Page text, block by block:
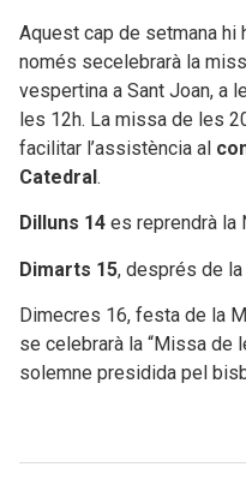
Aquest cap de setmana hi
només secelebrarà la
vespertina a Sant Joan, a
les 12h. La missa de les
facilitar l’assistència al
Catedral.
Dilluns 14 es reprendrà la
Dimarts 15, després de
Dimecres 16, festa de la
se celebrarà la “Missa de
solemne presidida pel